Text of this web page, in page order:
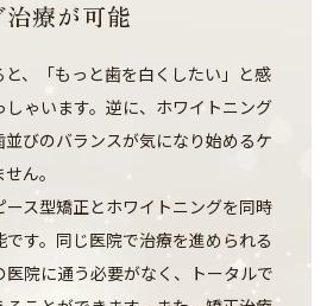
療が可能
、「もっと歯を白くしたい」と感
しゃいます。逆に、ホワイトニング
びのバランスが気になり始めるケ
ん。
ース型矯正とホワイトニングを同時
です。同じ医院で治療を進められる
医院に通う必要がなく、トータルで